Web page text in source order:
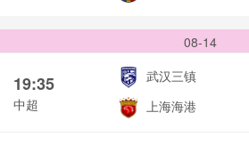
08-14
19:35
中超
武汉三镇
上海海港